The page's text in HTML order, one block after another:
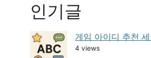
인기글
게임 아이디 추천
4 views